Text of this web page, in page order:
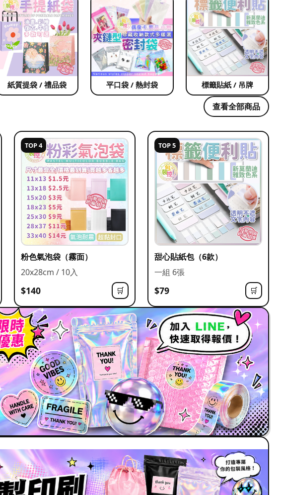
紙質提袋 / 禮品袋 平口袋 / 熱封袋 標籤貼紙 / 吊牌
查看全部商品
TOP 4
粉色氣泡袋（霧面）
20x28cm / 10入
$140 🛒
TOP 5
甜心貼紙包（6款）
一組 6張
$79 🛒